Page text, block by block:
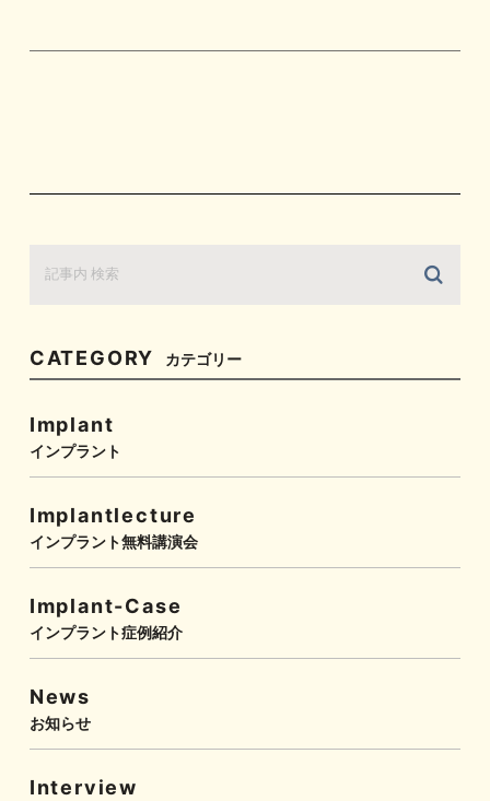
CATEGORY カテゴリー
Implant
インプラント
Implantlecture
インプラント無料講演会
Implant-Case
インプラント症例紹介
News
お知らせ
Interview